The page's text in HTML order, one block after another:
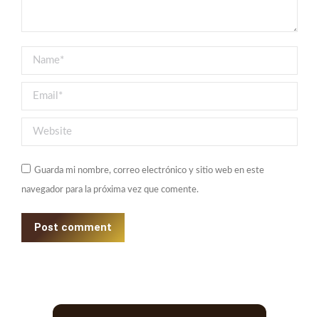
Name *
Email *
Website
Guarda mi nombre, correo electrónico y sitio web en este
navegador para la próxima vez que comente.
Post comment